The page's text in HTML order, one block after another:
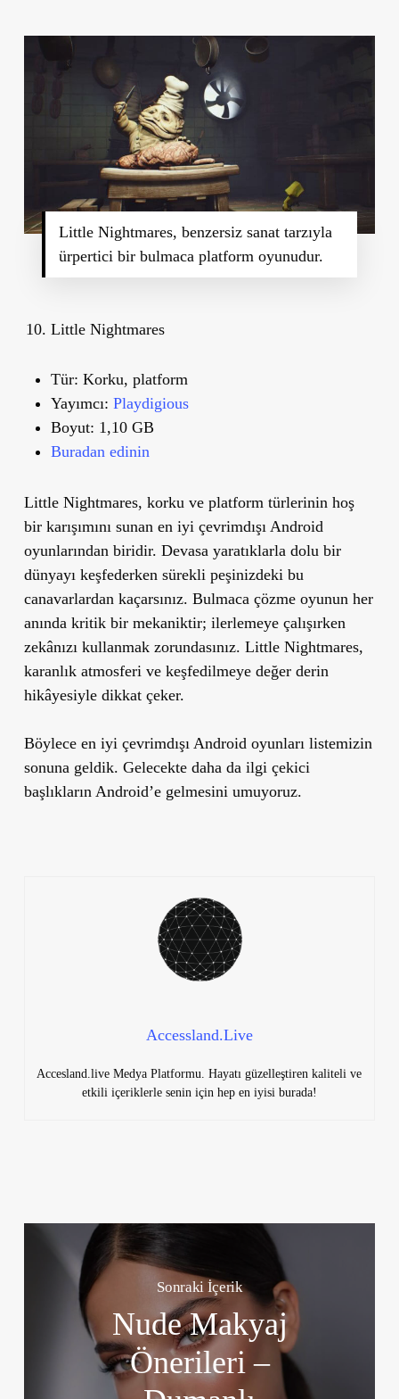
Little Nightmares, benzersiz sanat tarzıyla
ürpertici bir bulmaca platform oyunudur.
Little Nightmares
Tür: Korku, platform
Yayımcı: Playdigious
Boyut: 1,10 GB
Buradan edinin
Little Nightmares, korku ve platform türlerinin hoş
bir karışımını sunan en iyi çevrimdışı Android
oyunlarından biridir. Devasa yaratıklarla dolu bir
dünyayı keşfederken sürekli peşinizdeki bu
canavarlardan kaçarsınız. Bulmaca çözme oyunun her
anında kritik bir mekaniktir; ilerlemeye çalışırken
zekânızı kullanmak zorundasınız. Little Nightmares,
karanlık atmosferi ve keşfedilmeye değer derin
hikâyesiyle dikkat çeker.
Böylece en iyi çevrimdışı Android oyunları listemizin
sonuna geldik. Gelecekte daha da ilgi çekici
başlıkların Android’e gelmesini umuyoruz.
Accessland.Live
Accesland.live Medya Platformu. Hayatı güzelleştiren kaliteli ve
etkili içeriklerle senin için hep en iyisi burada!
Sonraki İçerik
Nude Makyaj
Önerileri –